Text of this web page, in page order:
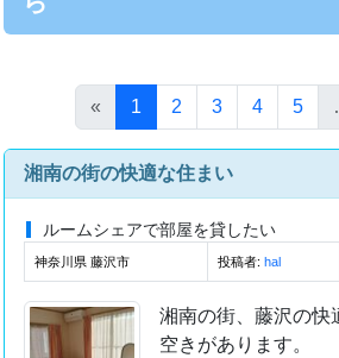
« 1 (このページ)
2 3 4 5
湘南の街の快適な住まい
ルームシェアで部屋を貸したい
神奈川県 藤沢市 投稿者: hal
湘南の街、藤沢の快
空きがあります。